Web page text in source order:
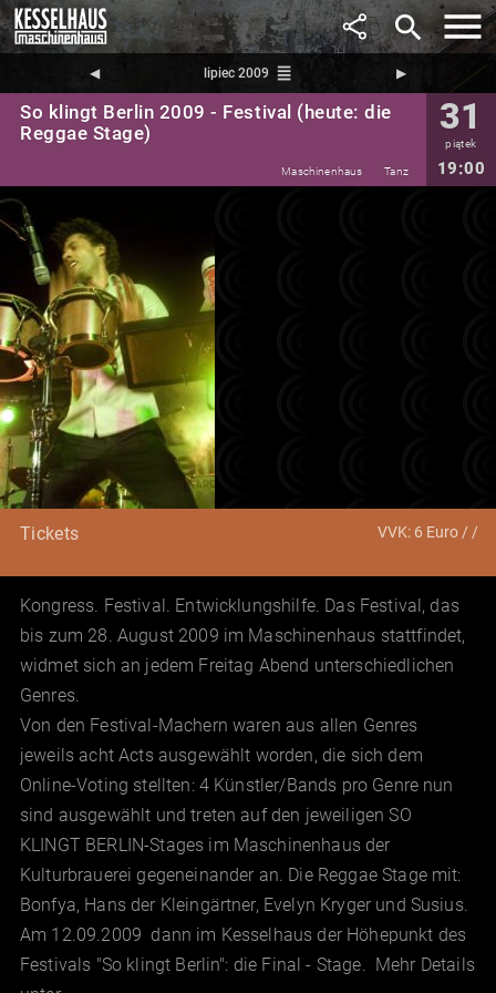
search
◀︎ lipiec 2009 reorder ▶︎
So klingt Berlin 2009 - Festival (heute: die
Reggae Stage)
31
piątek
19:00
Maschinenhaus Tanz
Tickets VVK: 6 Euro / /
Kongress. Festival. Entwicklungshilfe. Das Festival, das
bis zum 28. August 2009 im Maschinenhaus stattfindet,
widmet sich an jedem Freitag Abend unterschiedlichen
Genres.
Von den Festival-Machern waren aus allen Genres
jeweils acht Acts ausgewählt worden, die sich dem
Online-Voting stellten: 4 Künstler/Bands pro Genre nun
sind ausgewählt und treten auf den jeweiligen SO
KLINGT BERLIN-Stages im Maschinenhaus der
Kulturbrauerei gegeneinander an. Die Reggae Stage mit:
Bonfya, Hans der Kleingärtner, Evelyn Kryger und Susius.
Am 12.09.2009 dann im Kesselhaus der Höhepunkt des
Festivals "So klingt Berlin": die Final - Stage. Mehr Details